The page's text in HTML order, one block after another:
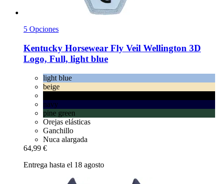
5 Opciones
Kentucky Horsewear Fly Veil Wellington 3D
Logo, Full, light blue
light blue
beige
navy
pine green
Orejas elásticas
Ganchillo
Nuca alargada
64,99 €
Entrega hasta el 18 agosto